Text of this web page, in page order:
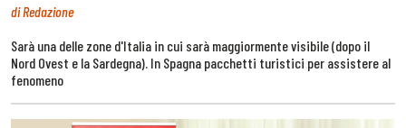
di Redazione
Sarà una delle zone d'Italia in cui sarà maggiormente visibile (dopo il
Nord Ovest e la Sardegna). In Spagna pacchetti turistici per assistere al
fenomeno